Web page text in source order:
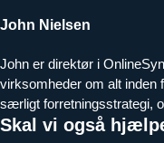
John Nielsen
John er direktør i
virksomheder om alt inden
særligt forretningsstrategi,
Skal vi også